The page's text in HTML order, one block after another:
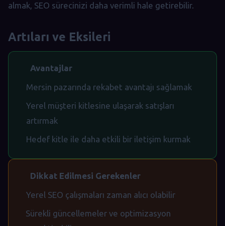
almak, SEO sürecinizi daha verimli hale getirebilir.
Artıları ve Eksileri
Avantajlar
Mersin pazarında rekabet avantajı sağlamak
Yerel müşteri kitlesine ulaşarak satışları
artırmak
Hedef kitle ile daha etkili bir iletişim kurmak
Dikkat Edilmesi Gerekenler
Yerel SEO çalışmaları zaman alıcı olabilir
Sürekli güncellemeler ve optimizasyon